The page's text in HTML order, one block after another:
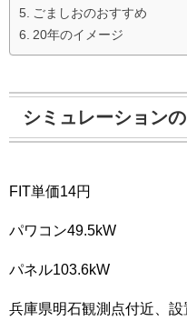
ごましおのおすすめ
20年のイメージ
シミュレーション
FIT単価14円
パワコン49.5kW
パネル103.6kW
兵庫県明石観測点付近、